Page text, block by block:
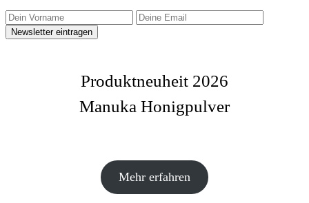
Produktneuheit 2026
Manuka Honigpulver
Mehr erfahren